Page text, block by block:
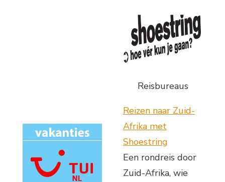
Reisbureaus
Reizen naar Zuid-
Afrika met
Shoestring
Een rondreis door
Zuid-Afrika, wie